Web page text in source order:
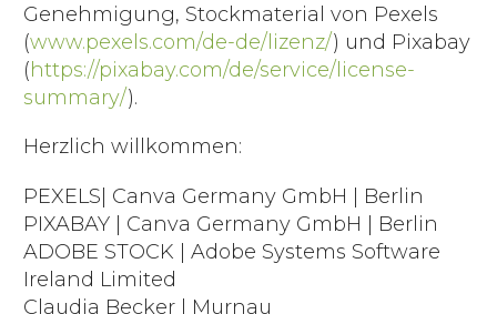
Genehmigung, Stockmaterial von Pexels
(www.pexels.com/de-de/lizenz/) und Pixabay
(https://pixabay.com/de/service/license-
summary/).
Herzlich willkommen:
PEXELS| Canva Germany GmbH | Berlin
PIXABAY | Canva Germany GmbH | Berlin
ADOBE STOCK | Adobe Systems Software
Ireland Limited
Claudia Becker | Murnau